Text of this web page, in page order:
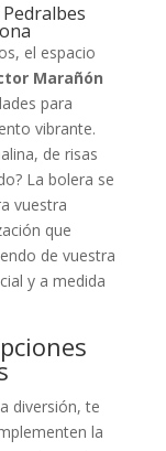
el espacio
Marañón
para
vibrante.
de risas
La bolera se
vuestra
que
de vuestra
y a medida
diversión, te
la